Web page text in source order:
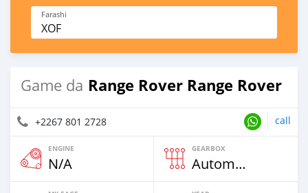
Farashi
XOF
Game da Range Rover Range Rover
+2267 801 2728 call
ENGINE
N/A
GEARBOX
Automatic